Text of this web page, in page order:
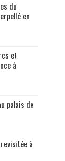
du
en
et
à
palais de
revisitée à